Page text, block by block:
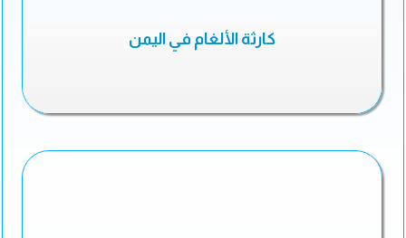
كارثة الألغام في اليمن